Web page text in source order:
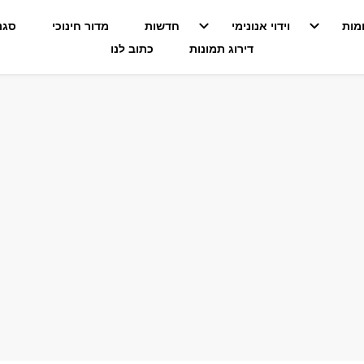
וידוי אנונימי חדשות מדור חינוכי
דירוג תמונות
כתוב לנו